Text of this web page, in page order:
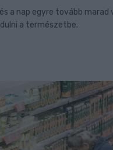
a nap egyre tovább marad
a természetbe.